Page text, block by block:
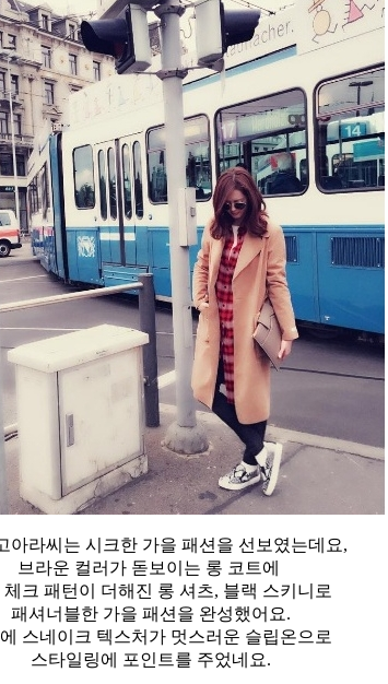
아라씨는 시크한 가을 패션을 선보였는데요,
브라운 컬러가 돋보이는 롱 코트에
체크 패턴이 더해진 롱 셔츠, 블랙 스키니로
패셔너블한 가을 패션을 완성했어요.
스네이크 텍스처가 멋스러운 슬립온으로
스타일링에 포인트를 주었네요.